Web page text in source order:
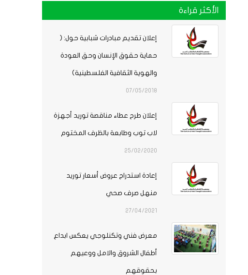
الأكثر قراءة
إعلان تقديم مبادرات شبابية حول: (
حماية حقوق الإنسان وحق العودة
والهوية الثقافية الفلسطينية)
07/05/2018
إعلان طرح عطاء مناقصة توريد أجهزة
لاب توب وطابعة بالظرف المختوم
25/02/2020
إعادة استدراج عروض أسعار توريد
منهل صرف صحي
27/04/2021
معرض فني وتكنلوجي يعكس ابداع
أطفال الشروق والامل ووعيهم
بحقوقهم